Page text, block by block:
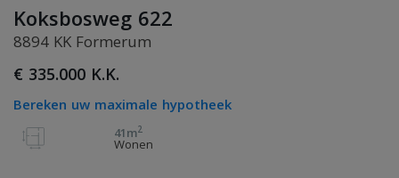
Koksbosweg 622
8894 KK Formerum
€ 335.000 K.K.
Bereken uw maximale hypotheek
41m2
Wonen